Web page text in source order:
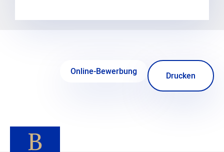
Online-Bewerbung Drucken